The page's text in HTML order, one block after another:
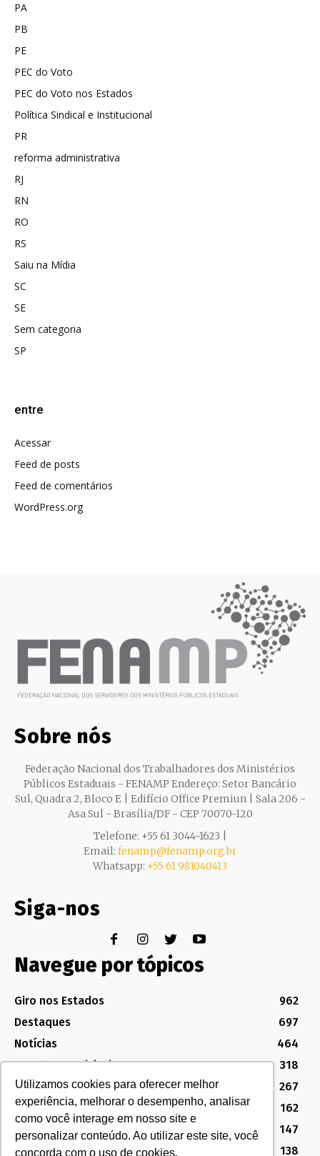
Utilizamos cookies para oferecer melhor
experiência, melhorar o desempenho, analisar
como você interage em nosso site e
personalizar conteúdo. Ao utilizar este site, você
concorda com o uso de cookies.
PA
PB
PE
PEC do Voto
PEC do Voto nos Estados
Política Sindical e Institucional
PR
reforma administrativa
RJ
RN
RO
RS
Saiu na Mídia
SC
SE
Sem categoria
SP
entre
Acessar
Feed de posts
Feed de comentários
WordPress.org
Sobre nós
Federação Nacional dos Trabalhadores dos Ministérios
Públicos Estaduais - FENAMP Endereço: Setor Bancário
Sul, Quadra 2, Bloco E | Edifício Office Premiun | Sala 206 -
Asa Sul - Brasília/DF - CEP 70070-120
Telefone: +55 61 3044-1623 |
Email: fenamp@fenamp.org.br
Whatsapp: +55 61 981040413
Siga-nos
Navegue por tópicos
Giro nos Estados
962
Destaques
697
Notícias
464
Assuntos Legislativos
318
Política Sindical e Institucional
267
Destaques do Legislativo
162
Notícias do Congresso
147
MG
138